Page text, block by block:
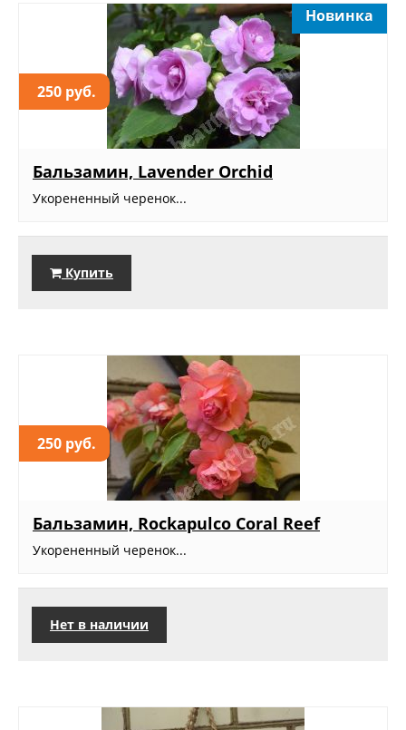
250 руб.
Новинка
Бальзамин, Lavender Orchid
Укорененный черенок...
Купить
250 руб.
Бальзамин, Rockapulco Coral Reef
Укорененный черенок...
Нет в наличии